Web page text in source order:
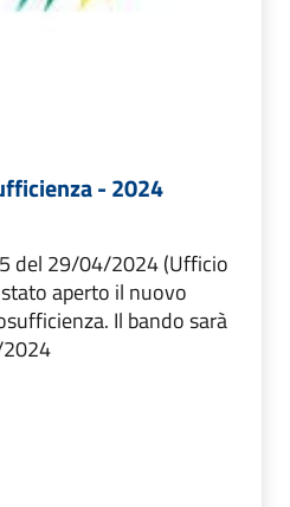
- 2024
del 29/04/2024 (Ufficio
aperto il nuovo
Il bando sarà